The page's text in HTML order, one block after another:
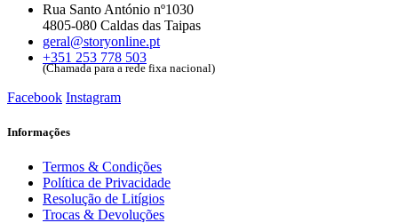
Rua Santo António nº1030
4805-080 Caldas das Taipas
geral@storyonline.pt
+351 253 778 503
(Chamada para a rede fixa nacional)
Facebook Instagram
Informações
Termos & Condições
Política de Privacidade
Resolução de Litígios
Trocas & Devoluções